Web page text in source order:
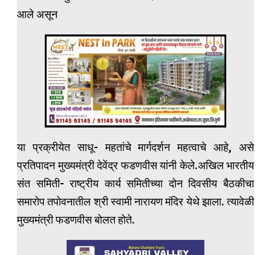
आले असून
या प्रक्रीयेत साधू- महतांचे मार्गदर्शन महत्वाचे आहे, असे
प्रतिपादन मुख्यमंत्री देवेंद्र फडणवीस यांनी केले.अखिल भारतीय
संत समिती- राष्ट्रीय कार्य समितीच्या दोन दिवसीय बैठकीचा
समारोप तपोवनातील श्री स्वामी नारायण मंदिर येथे झाला. त्यावेळी
मुख्यमंत्री फडणवीस बोलत होते.